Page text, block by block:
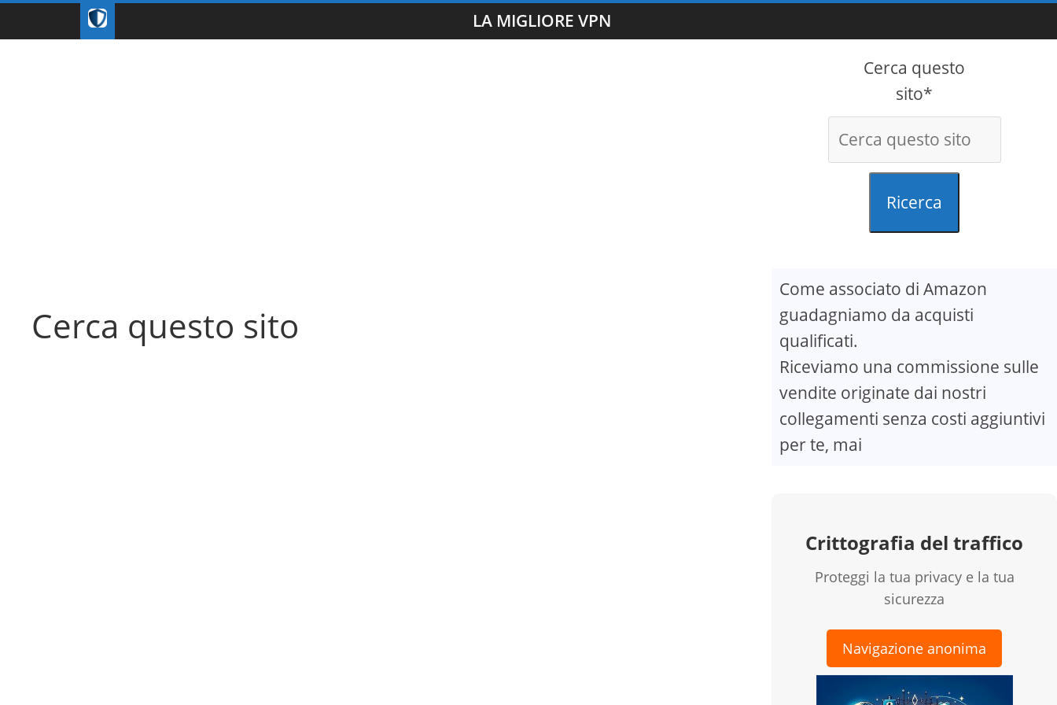
LA MIGLIORE VPN
Cerca questo sito
Cerca questo
sito*
Ricerca
Come associato di Amazon
guadagniamo da acquisti
qualificati.
Riceviamo una commissione sulle
vendite originate dai nostri
collegamenti senza costi aggiuntivi
per te, mai
Crittografia del traffico
Proteggi la tua privacy e la tua
sicurezza
Navigazione anonima